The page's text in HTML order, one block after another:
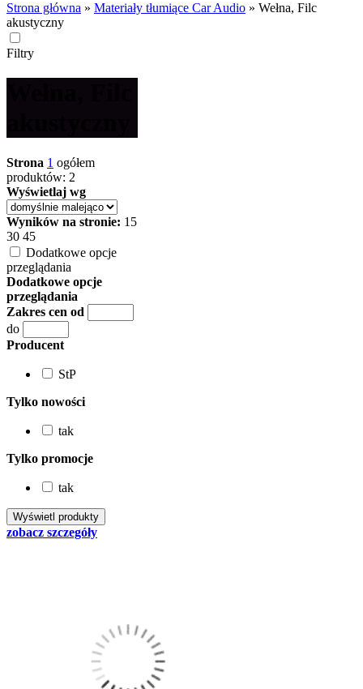
Strona główna » Materiały tłumiące Car Audio » Wełna, Filc
akustyczny
Filtry
Strona 1 ogółem
produktów: 2
Wyświetlaj wg
Wyników na stronie: 15
30 45
Dodatkowe opcje
przeglądania
Dodatkowe opcje
przeglądania
Zakres cen od
do
Producent
StP
Tylko nowości
tak
Tylko promocje
tak
zobacz szczegóły